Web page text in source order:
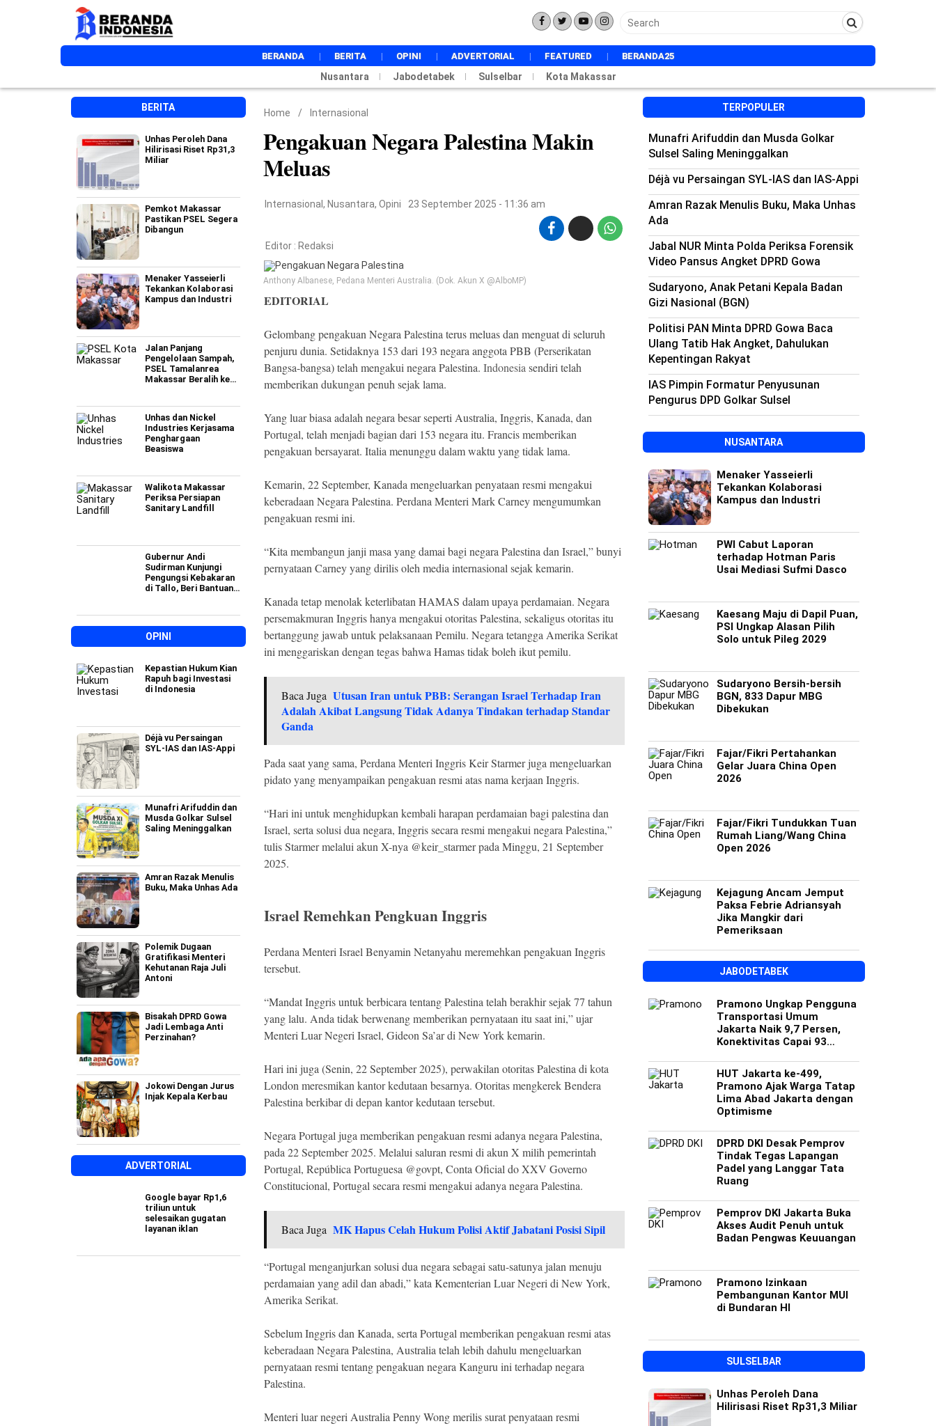
BERANDA BERITA
NASIONAL
INTERNASIONAL
EKONOMI
HUKUM
METRO
SPORT
WISATA
OPINI ADVERTORIAL FEATURED BERANDA25
Nusantara Jabodetabek Sulselbar Kota Makassar
BERITA
Unhas Peroleh Dana
Hilirisasi Riset Rp31,3
Miliar
Pemkot Makassar
Pastikan PSEL Segera
Dibangun
Menaker Yasseierli
Tekankan Kolaborasi
Kampus dan Industri
Jalan Panjang
Pengelolaan Sampah,
PSEL Tamalanrea
Makassar Beralih ke
Unhas dan Nickel
Industries Kerjasama
Penghargaan
Beasiswa
Walikota Makassar
Periksa Persiapan
Sanitary Landfill
Gubernur Andi
Sudirman Kunjungi
Pengungsi Kebakaran
di Tallo, Beri Bantuan
OPINI
Kepastian Hukum Kian
Rapuh bagi Investasi
di Indonesia
Déjà vu Persaingan
SYL-IAS dan IAS-Appi
Munafri Arifuddin dan
Musda Golkar Sulsel
Saling Meninggalkan
Amran Razak Menulis
Buku, Maka Unhas Ada
Polemik Dugaan
Gratifikasi Menteri
Kehutanan Raja Juli
Antoni
Bisakah DPRD Gowa
Jadi Lembaga Anti
Perzinahan?
Jokowi Dengan Jurus
Injak Kepala Kerbau
ADVERTORIAL
Google bayar Rp1,6
triliun untuk
selesaikan gugatan
layanan iklan
Home / Internasional
Pengakuan Negara Palestina Makin
Meluas
Internasional , Nusantara, Opini 23 September 2025 - 11:36 am
Editor : Redaksi
Anthony Albanese, Pedana Menteri Australia. (Dok. Akun X @AlboMP)
EDITORIAL
Gelombang pengakuan Negara Palestina terus meluas dan menguat di seluruh
penjuru dunia. Setidaknya 153 dari 193 negara anggota PBB (Perserikatan
Bangsa-bangsa) telah mengakui negara Palestina. Indonesia sendiri telah
memberikan dukungan penuh sejak lama.
Yang luar biasa adalah negara besar seperti Australia, Inggris, Kanada, dan
Portugal, telah menjadi bagian dari 153 negara itu. Francis memberikan
pengakuan bersayarat. Italia menunggu dalam waktu yang tidak lama.
Kemarin, 22 September, Kanada mengeluarkan penyataan resmi mengakui
keberadaan Negara Palestina. Perdana Menteri Mark Carney mengumumkan
pengakuan resmi ini.
“Kita membangun janji masa yang damai bagi negara Palestina dan Israel,” bunyi
pernyataan Carney yang dirilis oleh media internasional sejak kemarin.
Kanada tetap menolak keterlibatan HAMAS dalam upaya perdamaian. Negara
persemakmuran Inggris hanya mengakui otoritas Palestina, sekaligus otoritas itu
bertanggung jawab untuk pelaksanaan Pemilu. Negara tetangga Amerika Serikat
ini menggariskan dengan tegas bahwa Hamas tidak boleh ikut pemilu.
Baca Juga Utusan Iran untuk PBB: Serangan Israel Terhadap Iran
Adalah Akibat Langsung Tidak Adanya Tindakan terhadap Standar
Ganda
Pada saat yang sama, Perdana Menteri Inggris Keir Starmer juga mengeluarkan
pidato yang menyampaikan pengakuan resmi atas nama kerjaan Inggris.
“Hari ini untuk menghidupkan kembali harapan perdamaian bagi palestina dan
Israel, serta solusi dua negara, Inggris secara resmi mengakui negara Palestina,”
tulis Starmer melalui akun X-nya @keir_starmer pada Minggu, 21 September
2025.
Israel Remehkan Pengkuan Inggris
Perdana Menteri Israel Benyamin Netanyahu meremehkan pengakuan Inggris
tersebut.
“Mandat Inggris untuk berbicara tentang Palestina telah berakhir sejak 77 tahun
yang lalu. Anda tidak berwenang memberikan pernyataan itu saat ini,” ujar
Menteri Luar Negeri Israel, Gideon Sa’ar di New York kemarin.
Hari ini juga (Senin, 22 September 2025), perwakilan otoritas Palestina di kota
London meresmikan kantor kedutaan besarnya. Otoritas mengkerek Bendera
Palestina berkibar di depan kantor kedutaan tersebut.
Negara Portugal juga memberikan pengakuan resmi adanya negara Palestina,
pada 22 September 2025. Melalui saluran resmi di akun X milih pemerintah
Portugal, República Portuguesa @govpt, Conta Oficial do XXV Governo
Constitucional, Portugal secara resmi mengakui adanya negara Palestina.
Baca Juga MK Hapus Celah Hukum Polisi Aktif Jabatani Posisi Sipil
“Portugal menganjurkan solusi dua negara sebagai satu-satunya jalan menuju
perdamaian yang adil dan abadi,” kata Kementerian Luar Negeri di New York,
Amerika Serikat.
Sebelum Inggris dan Kanada, serta Portugal memberikan pengakuan resmi atas
keberadaan Negara Palestina, Australia telah lebih dahulu mengeluarkan
pernyataan resmi tentang pengakuan negara Kanguru ini terhadap negara
Palestina.
Menteri luar negeri Australia Penny Wong merilis surat penyataan resmi
TERPOPULER
Munafri Arifuddin dan Musda Golkar
Sulsel Saling Meninggalkan
Déjà vu Persaingan SYL-IAS dan IAS-Appi
Amran Razak Menulis Buku, Maka Unhas
Ada
Jabal NUR Minta Polda Periksa Forensik
Video Pansus Angket DPRD Gowa
Sudaryono, Anak Petani Kepala Badan
Gizi Nasional (BGN)
Politisi PAN Minta DPRD Gowa Baca
Ulang Tatib Hak Angket, Dahulukan
Kepentingan Rakyat
IAS Pimpin Formatur Penyusunan
Pengurus DPD Golkar Sulsel
NUSANTARA
Menaker Yasseierli
Tekankan Kolaborasi
Kampus dan Industri
PWI Cabut Laporan
terhadap Hotman Paris
Usai Mediasi Sufmi Dasco
Kaesang Maju di Dapil Puan,
PSI Ungkap Alasan Pilih
Solo untuk Pileg 2029
Sudaryono Bersih-bersih
BGN, 833 Dapur MBG
Dibekukan
Fajar/Fikri Pertahankan
Gelar Juara China Open
2026
Fajar/Fikri Tundukkan Tuan
Rumah Liang/Wang China
Open 2026
Kejagung Ancam Jemput
Paksa Febrie Adriansyah
Jika Mangkir dari
Pemeriksaan
JABODETABEK
Pramono Ungkap Pengguna
Transportasi Umum
Jakarta Naik 9,7 Persen,
Konektivitas Capai 93
HUT Jakarta ke-499,
Pramono Ajak Warga Tatap
Lima Abad Jakarta dengan
Optimisme
DPRD DKI Desak Pemprov
Tindak Tegas Lapangan
Padel yang Langgar Tata
Ruang
Pemprov DKI Jakarta Buka
Akses Audit Penuh untuk
Badan Pengwas Keuuangan
Pramono Izinkaan
Pembangunan Kantor MUI
di Bundaran HI
SULSELBAR
Unhas Peroleh Dana
Hilirisasi Riset Rp31,3 Miliar